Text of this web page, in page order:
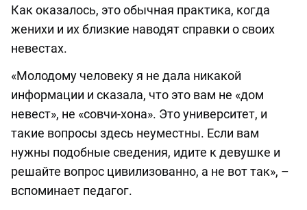
Как оказалось, это обычная практика, когда
женихи и их близкие наводят справки о своих
невестах.
«Молодому человеку я не дала никакой
информации и сказала, что это вам не «дом
невест», не «совчи-хона». Это университет, и
такие вопросы здесь неуместны. Если вам
нужны подобные сведения, идите к девушке и
решайте вопрос цивилизованно, а не вот так», –
вспоминает педагог.